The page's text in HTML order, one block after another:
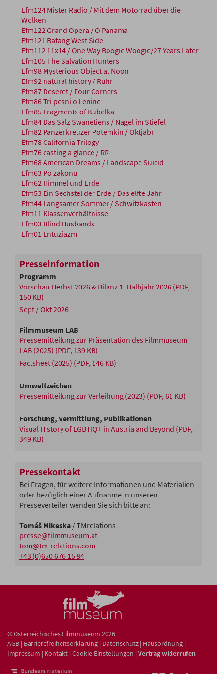
Efm124 Mister Radio / Mit dem Motorrad über die
Wolken
Efm122 Grand Opera / O Panama
Efm121 Batang West Side
Efm112 11x14 / One Way Boogie Woogie/27 Years Later
Efm105 The Salvation Hunters
Efm98 Mysterious Object at Noon
Efm92 natural history / Ruhr
Efm87 Deseret / Four Corners
Efm86 Tri pesni o Lenine
Efm85 Fragments of Kubelka
Efm84 Das Salz Swanetiens / Nagel im Stiefel
Efm82 Panzerkreuzer Potemkin / Oktjabr'
Efm78 California Trilogy
Efm76 casting a glance / RR
Efm68 American Dreams / Landscape Suicid
Efm63 Po zakonu
Efm62 Himmel und Erde
Efm53 Ein Sechstel der Erde / Das elfte Jahr
Efm44 Langsamer Sommer / Schwitzkasten
Efm11 Klassenverhältnisse
Efm03 Blind Husbands
Efm01 Entuziazm
Presseinformation
Programm
Vorschau Herbst 2026 & Bilanz 1. Halbjahr 2026 (PDF,
150 KB)
Sept / Okt 2026
Filmmuseum LAB
Pressemitteilung zur Präsentation des Filmmuseum
LAB (2025) (PDF, 139 KB)
Factsheet (2025) (PDF, 146 KB)
Umweltzeichen
Pressemitteilung zur Verleihung (2023) (PDF, 61 KB)
Forschung, Vermittlung, Publikationen
Visual History of LGBTIQ+ in Austria and Beyond (PDF,
349 KB)
Pressekontakt
Bei Fragen, für weitere Informationen und Materialien
oder bezüglich einer Aufnahme in unseren
Presseverteiler wenden Sie sich bitte an:
Tomáš Mikeska / TMrelations
presse@filmmuseum.at
tom@tm-relations.com
+43 (0)650 676 15 84
© Österreichisches Filmmuseum 2026
AGB | Barrierefreiheitserklärung | Datenschutz | Hausordnung |
Impressum | Kontakt | Cookie-Einstellungen | Vertrag widerrufen